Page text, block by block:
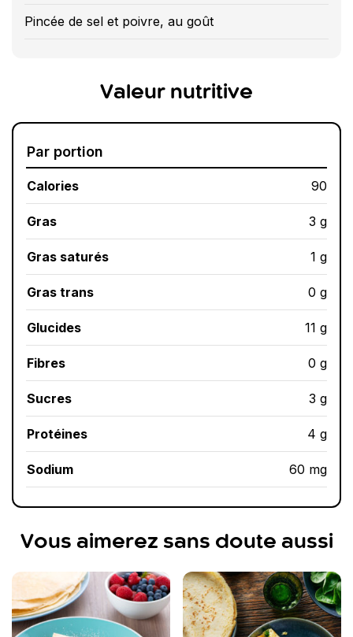
Pincée de sel et poivre, au goût
Valeur nutritive
Par portion
Calories 90
Gras 3 g
Gras saturés 1 g
Gras trans 0 g
Glucides 11 g
Fibres 0 g
Sucres 3 g
Protéines 4 g
Sodium 60 mg
Vous aimerez sans doute aussi